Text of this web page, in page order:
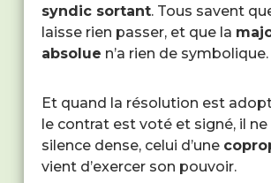
syndic sortant. Tous savent
laisse rien passer, et que la
absolue n’a rien de symbolique.
Et quand la résolution est
le contrat est voté et signé, il ne
silence dense, celui d’une
vient d’exercer son pouvoir.